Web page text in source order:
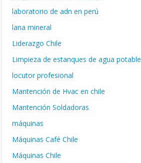
laboratorio de adn en perú
lana mineral
Liderazgo Chile
Limpieza de estanques de agua potable
locutor profesional
Mantención de Hvac en chile
Mantención Soldadoras
máquinas
Máquinas Café Chile
Máquinas Chile